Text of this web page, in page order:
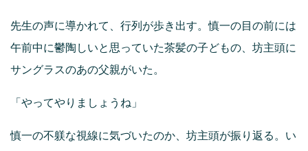
先生の声に導かれて、行列が歩き出す。慎一の目の前には
午前中に鬱陶しいと思っていた茶髪の子どもの、坊主頭に
サングラスのあの父親がいた。
「やってやりましょうね」
慎一の不躾な視線に気づいたのか、坊主頭が振り返る。い